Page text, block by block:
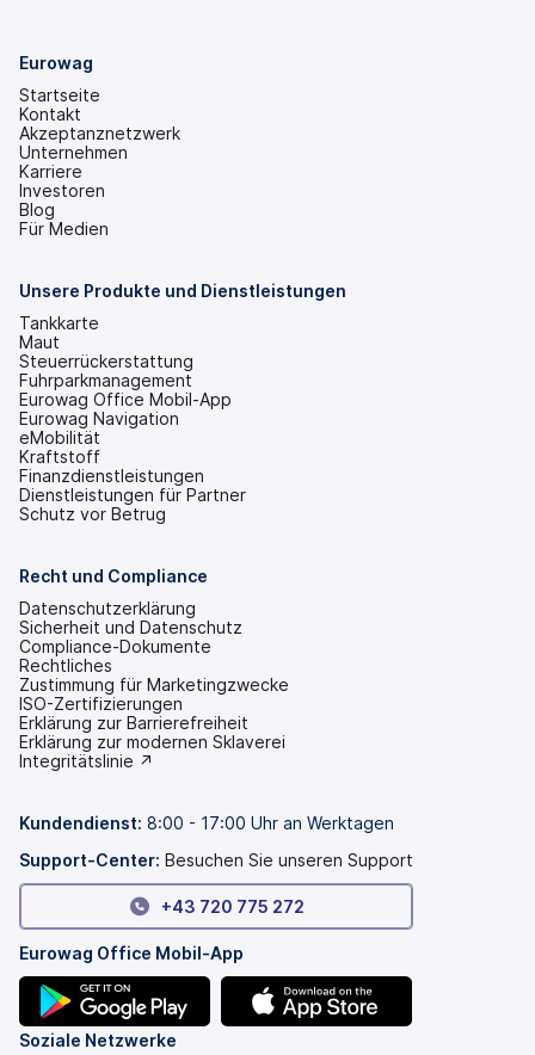
Eurowag
Startseite
Kontakt
Akzeptanznetzwerk
Unternehmen
Karriere
Investoren
(wird
in
Tab
Blog
Für Medien
Unsere Produkte und Dienstleistungen
Tankkarte
Maut
Steuerrückerstattung
Fuhrparkmanagement
Eurowag Office Mobil-App
Eurowag Navigation
eMobilität
Kraftstoff
Finanzdienstleistungen
Dienstleistungen für Partner
Schutz vor Betrug
Recht und Compliance
Datenschutzerklärung
Sicherheit und Datenschutz
Compliance-Dokumente
Rechtliches
Zustimmung für Marketingzwecke
ISO-Zertifizierungen
Erklärung zur Barrierefreiheit
(wird
in
Tab
Erklärung zur modernen Sklaverei
(wird
neuen
geöffnet)
Integritätslinie ↗
Kundendienst: 8:00 - 17:00 Uhr an Werktagen
Support-Center: Besuchen Sie unseren Support
+43 720 775 272
Eurowag Office Mobil-App
(wird
Soziale Netzwerke